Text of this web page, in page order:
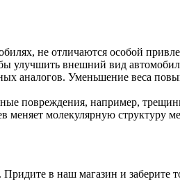
не отличаются особой
улучшить внешний вид
аналогов. Уменьшение веса
повреждения, например,
молекулярную структуру
в наш магазин и заберите